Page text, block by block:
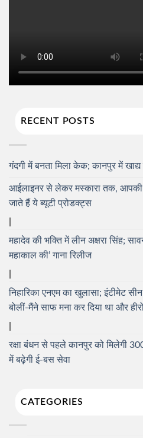
RECENT POSTS
गंदगी में बनता मिला केक; कानपुर में खाद्य
आईलाइनर से लेकर मस्कारा तक, आपकी
जाते हैं ये ब्यूटी प्रोडक्ट्स
महादेव की भक्ति में लीन अक्षरा सिंह;
महाकाल की’ गाना रिलीज
निहारिका एनएम का खुलासा; इंटीमेट
बोलीं-मैंने साफ मना कर दिया था और
रक्षा बंधन से पहले कानपुर को मिलेगी
में बढ़ेगी ई-बस सेवा
CATEGORIES